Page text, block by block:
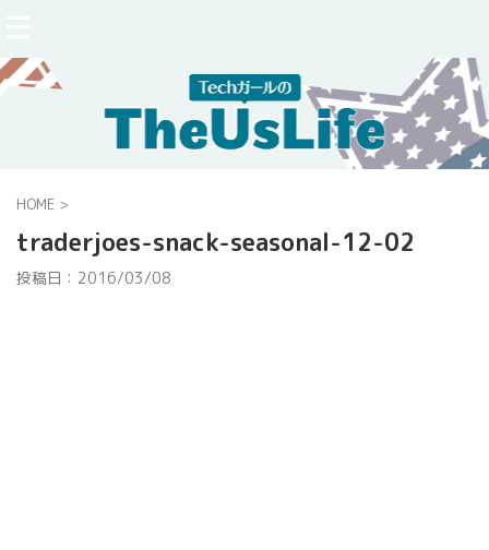
HOME >
traderjoes-snack-seasonal-12-02
投稿日： 2016/03/08